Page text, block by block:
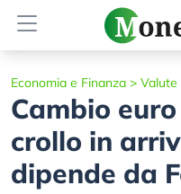
Economia e Finanza > Valute
Cambio
crollo in
dipende da